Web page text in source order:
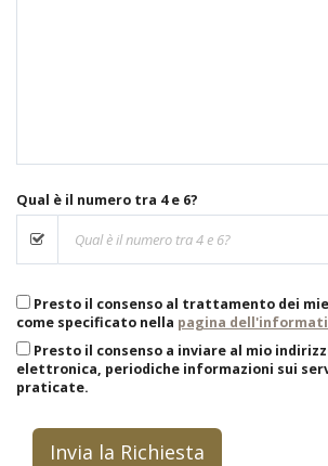
Qual è il numero tra 4 e 6?
Presto il consenso al trattamento dei
come specificato nella pagina
Presto il consenso a inviare al mio
elettronica, periodiche informazioni sui
praticate.
Invia la Richiesta